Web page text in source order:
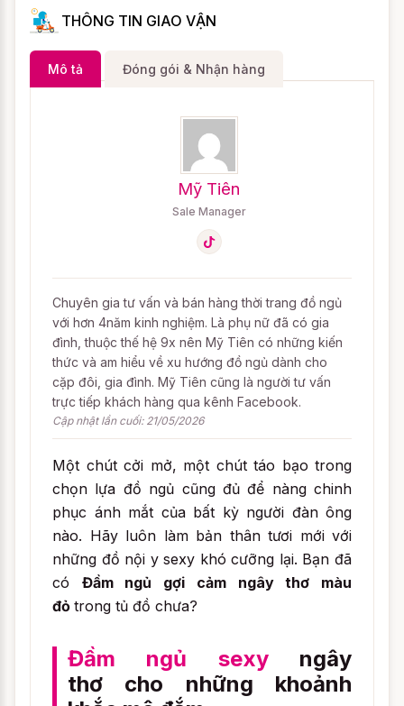
THÔNG TIN GIAO VẬN
Mô tả Đóng gói & Nhận hàng
Mỹ Tiên
Sale Manager
Chuyên gia tư vấn và bán hàng thời trang đồ ngủ
với hơn 4năm kinh nghiệm. Là phụ nữ đã có gia
đình, thuộc thế hệ 9x nên Mỹ Tiên có những kiến
thức và am hiểu về xu hướng đồ ngủ dành cho
cặp đôi, gia đình. Mỹ Tiên cũng là người tư vấn
trực tiếp khách hàng qua kênh Facebook.
Cập nhật lần cuối: 21/05/2026
Một chút cởi mở, một chút táo bạo trong
chọn lựa đồ ngủ cũng đủ để nàng chinh
phục ánh mắt của bất kỳ người đàn ông
nào. Hãy luôn làm bản thân tươi mới với
những đồ nội y sexy khó cưỡng lại. Bạn đã
có Đầm ngủ gợi cảm ngây thơ màu
đỏ trong tủ đồ chưa?
Đầm ngủ sexyngây
thơ cho những khoảnh